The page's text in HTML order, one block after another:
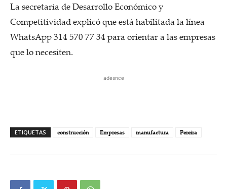
La secretaria de Desarrollo Económico y
Competitividad explicó que está habilitada la línea
WhatsApp 314 570 77 34 para orientar a las empresas
que lo necesiten.
adesnce
ETIQUETAS construcción Empresas manufactura Pereira